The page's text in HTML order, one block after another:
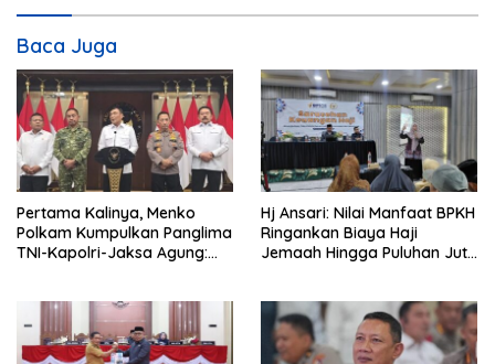
s
i
p
o
s
Baca Juga
Pertama Kalinya, Menko
Polkam Kumpulkan Panglima
TNI-Kapolri-Jaksa Agung:
Hj Ansari: Nilai Manfaat BPKH
Ringankan Biaya Haji
Jemaah Hingga Puluhan Juta